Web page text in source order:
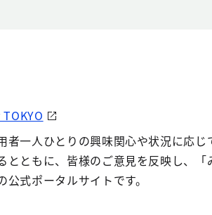
TOKYO
者一人ひとりの興味関心や状況に応じ
とともに、皆様のご意見を反映し、「
公式ポータルサイトです。